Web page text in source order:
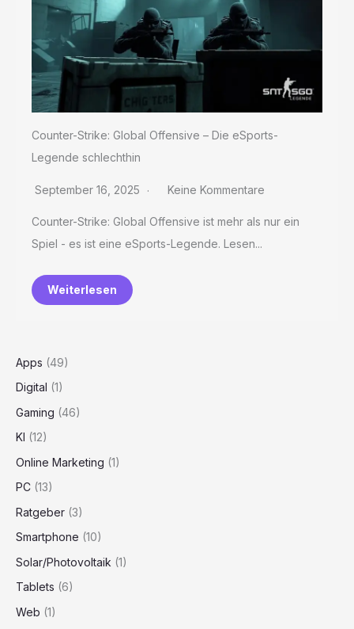
Counter-Strike: Global Offensive – Die eSports-
Legende schlechthin
September 16, 2025 Keine Kommentare
Counter-Strike: Global Offensive ist mehr als nur ein
Spiel - es ist eine eSports-Legende. Lesen...
Weiterlesen
Apps (49)
Digital (1)
Gaming (46)
KI (12)
Online Marketing (1)
PC (13)
Ratgeber (3)
Smartphone (10)
Solar/Photovoltaik (1)
Tablets (6)
Web (1)